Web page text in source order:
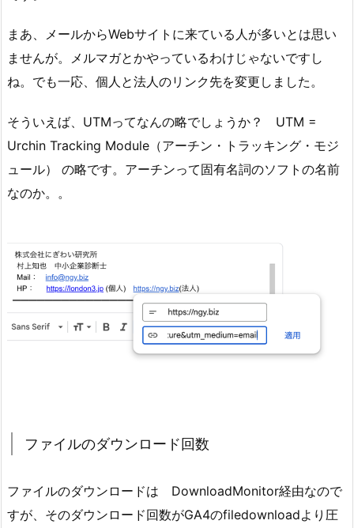
まあ、メールからWebサイトに来ている人が多いとは思い
ませんが。メルマガとかやっているわけじゃないですし
ね。でも一応、個人と法人のリンク先を変更しました。
そういえば、UTMってなんの略でしょうか？ UTM =
Urchin Tracking Module（アーチン・トラッキング・モジ
ュール） の略です。アーチンって固有名詞のソフトの名前
なのか。。
ファイルのダウンロード回数
ファイルのダウンロードは DownloadMonitor経由なので
すが、そのダウンロード回数がGA4のfiledownloadより圧